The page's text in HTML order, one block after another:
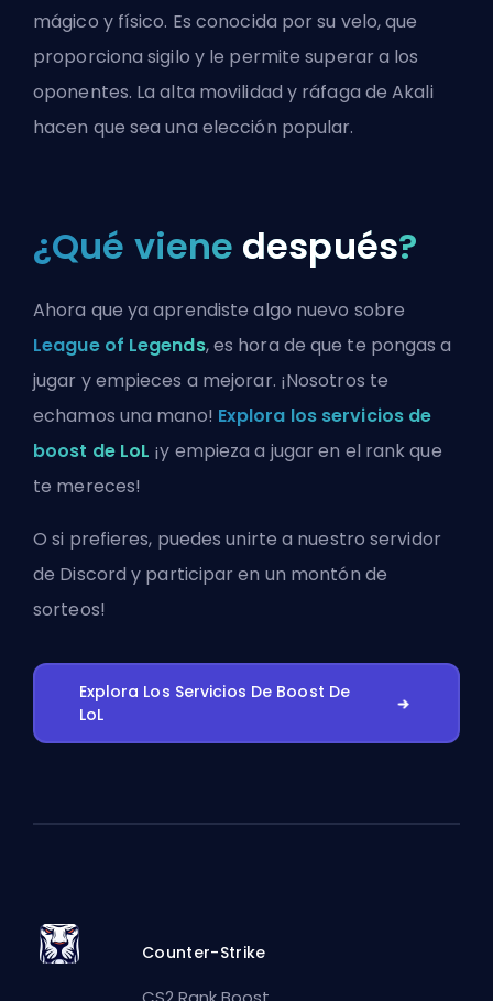
mágico y físico. Es conocida por su velo, que
proporciona sigilo y le permite superar a los
oponentes. La alta movilidad y ráfaga de Akali
hacen que sea una elección popular.
¿Qué viene después?
Ahora que ya aprendiste algo nuevo sobre
League of Legends, es hora de que te pongas a
jugar y empieces a mejorar. ¡Nosotros te
echamos una mano! Explora los servicios de
boost de LoL ¡y empieza a jugar en el rank que
te mereces!
O si prefieres, puedesunirte a nuestro servidor
de Discord y participar en un montón de
sorteos!
Explora Los Servicios De Boost De
LoL
Counter-Strike